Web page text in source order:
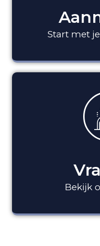
Start met
Bekijk